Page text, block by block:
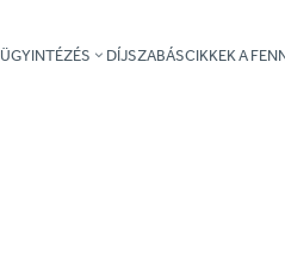
ÜGYINTÉZÉS DÍJSZABÁSCIKKEK A